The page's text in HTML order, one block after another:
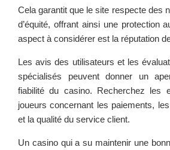
Cela garantit que le site respecte des
d’équité, offrant ainsi une protection
aspect à considérer est la réputation
Les avis des utilisateurs et les
spécialisés peuvent donner un
fiabilité du casino. Recherchez les
joueurs concernant les paiements,
et la qualité du service client.
Un casino qui a su maintenir une